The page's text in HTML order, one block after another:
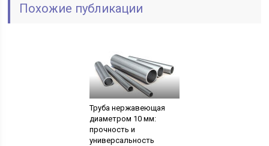
Похожие публикации
Труба нержавеющая
диаметром 10 мм:
прочность и
универсальность